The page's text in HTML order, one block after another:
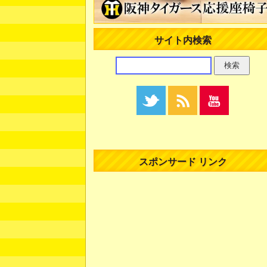
サイト内検索
スポンサード リンク